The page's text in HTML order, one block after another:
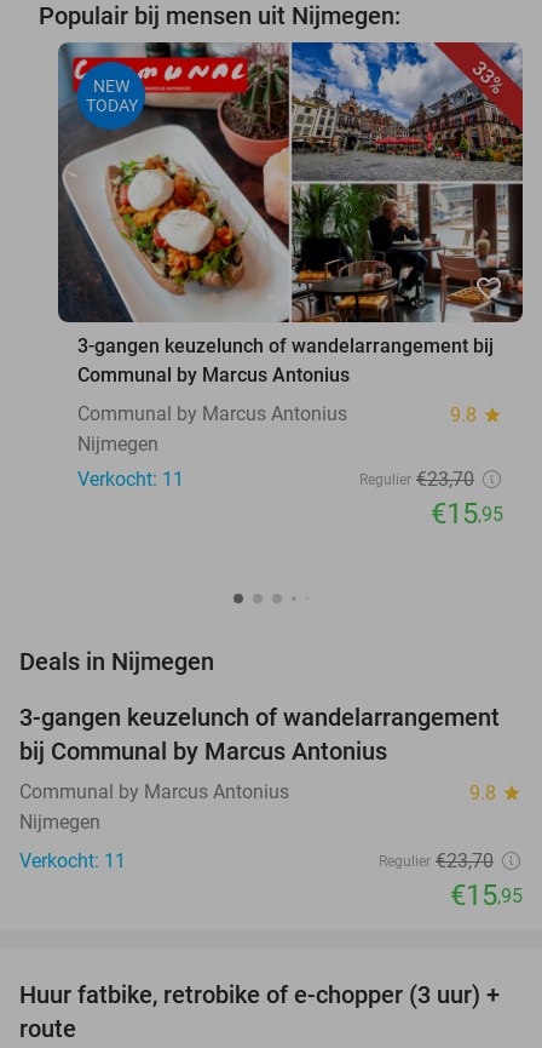
Populair bij mensen uit Nijmegen:
33%
NEW
TODAY
favorite_border
3-gangen keuzelunch of wandelarrangement bij
Communal by Marcus Antonius
Communal by Marcus Antonius
9.8 star
Nijmegen
Verkocht: 11
Regulier €23,70
€15,95
Deals in Nijmegen
33%
NEW
TODAY
3-gangen keuzelunch of wandelarrangement
bij Communal by Marcus Antonius
Communal by Marcus Antonius 9.8 star
Nijmegen
Verkocht: 11
Regulier €23,70
€15,95
35%
Huur fatbike, retrobike of e-chopper (3 uur) +
route